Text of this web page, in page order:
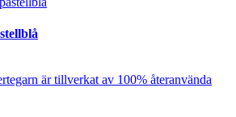
är tillverkat av 100% återanvända